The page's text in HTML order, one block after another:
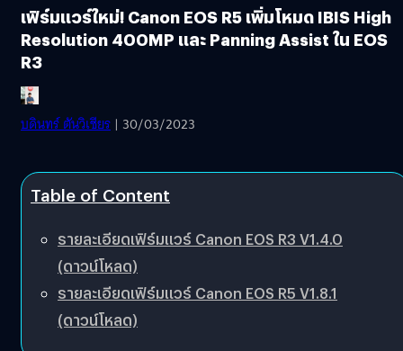
เฟิร์มแวร์ใหม่! Canon EOS R5 เพิ่มโหมด IBIS High
Resolution 400MP และ Panning Assist ใน EOS
R3
บดินทร์ ตันวิเชียร | 30/03/2023
Table of Content
รายละเอียดเฟิร์มแวร์ Canon EOS R3 V1.4.0
(ดาวน์โหลด)
รายละเอียดเฟิร์มแวร์ Canon EOS R5 V1.8.1
(ดาวน์โหลด)